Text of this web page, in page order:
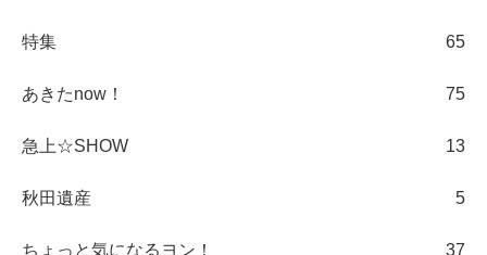
特集 65
あきたnow！ 75
急上☆SHOW 13
秋田遺産 5
ちょっと気になるヨン！ 37